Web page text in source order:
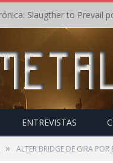
ENTREVISTAS
» ALTER BRIDGE DE GIRA